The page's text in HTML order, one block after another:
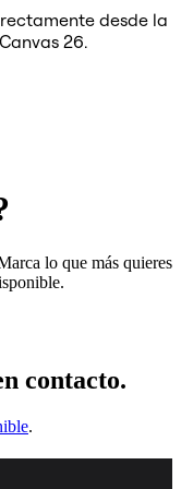
desde la
26.
lo que más quieres
contacto.
.